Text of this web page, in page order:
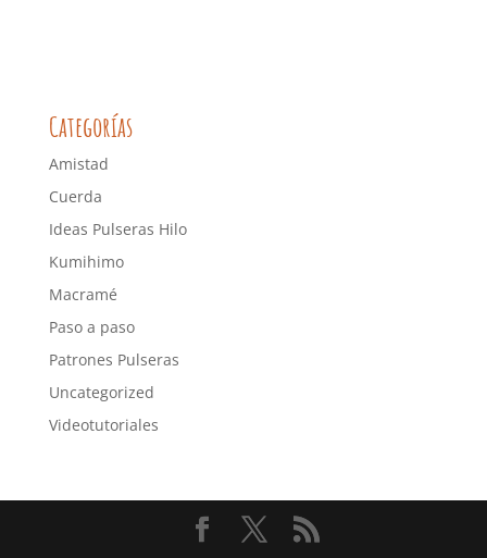
Categorías
Amistad
Cuerda
Ideas Pulseras Hilo
Kumihimo
Macramé
Paso a paso
Patrones Pulseras
Uncategorized
Videotutoriales